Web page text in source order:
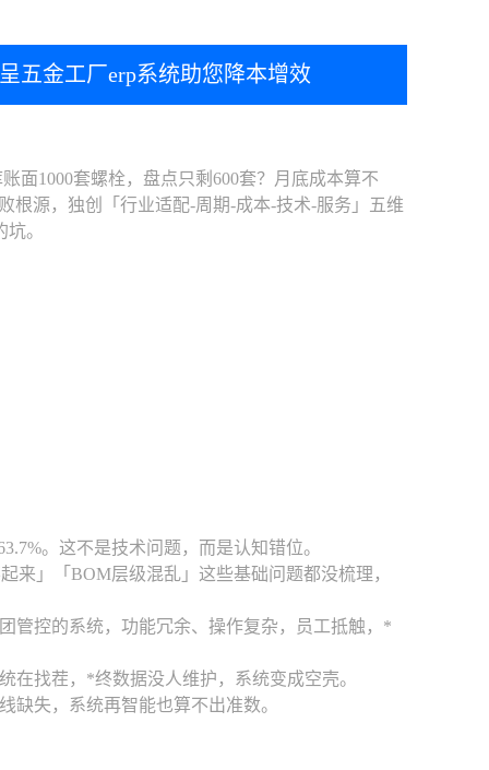
五金工厂erp系统助您降本增效
面1000套螺栓，盘点只剩600套？月底成本算不
根源，独创「行业适配-周期-成本-技术-服务」五维
。
。这不是技术问题，而是认知错位。
来」「BOM层级混乱」这些基础问题都没梳理，
管控的系统，功能冗余、操作复杂，员工抵触，*
在找茬，*终数据没人维护，系统变成空壳。
缺失，系统再智能也算不出准数。